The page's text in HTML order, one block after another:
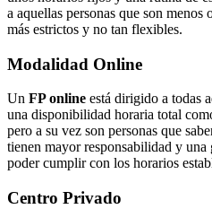
a aquellas personas que son menos
más estrictos y no tan flexibles.
Modalidad Online
Un FP online está dirigido a todas
una disponibilidad horaria total
pero a su vez son personas que
tienen mayor responsabilidad y
poder cumplir con los horarios
Centro Privado